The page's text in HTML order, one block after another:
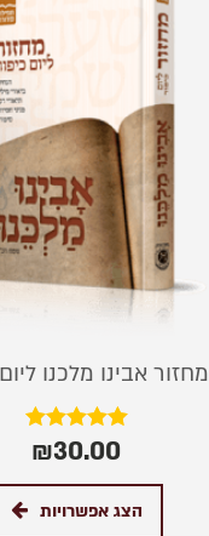
מחזור אבינו מלכנו
דורג
5.00
מתוך 5
₪30.00
הצג אפשרויות